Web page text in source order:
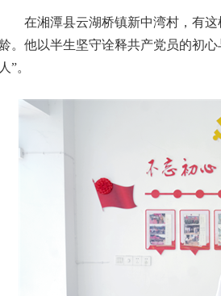
在湘潭县云湖桥镇新中湾村，有
。他以半生坚守诠释共产党员的初
人”。